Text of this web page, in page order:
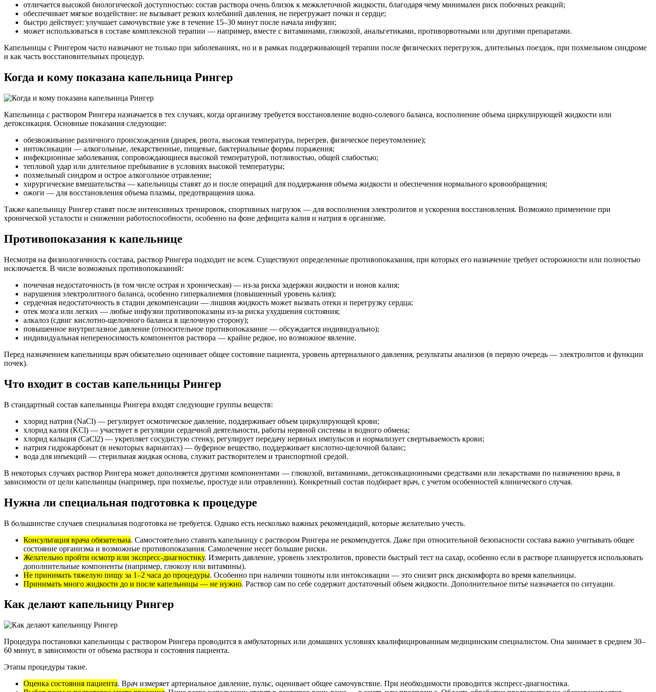
отличается высокой биологической доступностью: состав раствора очень близок к межклеточной жидкости, благодаря чему минимален риск побочных реакций;
обеспечивает мягкое воздействие: не вызывает резких колебаний давления, не перегружает почки и сердце;
быстро действует: улучшает самочувствие уже в течение 15–30 минут после начала инфузии;
может использоваться в составе комплексной терапии — например, вместе с витаминами, глюкозой, анальгетиками, противорвотными или другими препаратами.
Капельницы с Рингером часто назначают не только при заболеваниях, но и в рамках поддерживающей терапии после физических перегрузок, длительных поездок, при похмельном синдроме
и как часть восстановительных процедур.
Когда и кому показана капельница Рингер
Капельница с раствором Рингера назначается в тех случаях, когда организму требуется восстановление водно-солевого баланса, восполнение объема циркулирующей жидкости или
детоксикация. Основные показания следующие:
обезвоживание различного происхождения (диарея, рвота, высокая температура, перегрев, физическое переутомление);
интоксикации — алкогольные, лекарственные, пищевые, бактериальные формы поражения;
инфекционные заболевания, сопровождающиеся высокой температурой, потливостью, общей слабостью;
тепловой удар или длительное пребывание в условиях высокой температуры;
похмельный синдром и острое алкогольное отравление;
хирургические вмешательства — капельницы ставят до и после операций для поддержания объема жидкости и обеспечения нормального кровообращения;
ожоги — для восстановления объема плазмы, предотвращения шока.
Также капельницу Рингер ставят после интенсивных тренировок, спортивных нагрузок — для восполнения электролитов и ускорения восстановления. Возможно применение при
хронической усталости и снижении работоспособности, особенно на фоне дефицита калия и натрия в организме.
Противопоказания к капельнице
Несмотря на физиологичность состава, раствор Рингера подходит не всем. Существуют определенные противопоказания, при которых его назначение требует осторожности или полностью
исключается. В числе возможных противопоказаний:
почечная недостаточность (в том числе острая и хроническая) — из-за риска задержки жидкости и ионов калия;
нарушения электролитного баланса, особенно гиперкалиемия (повышенный уровень калия);
сердечная недостаточность в стадии декомпенсации — лишняя жидкость может вызвать отеки и перегрузку сердца;
отек мозга или легких — любые инфузии противопоказаны из-за риска ухудшения состояния;
алкалоз (сдвиг кислотно-щелочного баланса в щелочную сторону);
повышенное внутриглазное давление (относительное противопоказание — обсуждается индивидуально);
индивидуальная непереносимость компонентов раствора — крайне редкое, но возможное явление.
Перед назначением капельницы врач обязательно оценивает общее состояние пациента, уровень артериального давления, результаты анализов (в первую очередь — электролитов и функции
почек).
Что входит в состав капельницы Рингер
В стандартный состав капельницы Рингера входят следующие группы веществ:
хлорид натрия (NaCl) — регулирует осмотическое давление, поддерживает объем циркулирующей крови;
хлорид калия (KCl) — участвует в регуляции сердечной деятельности, работы нервной системы и водного обмена;
хлорид кальция (CaCl2) — укрепляет сосудистую стенку, регулирует передачу нервных импульсов и нормализует свертываемость крови;
натрия гидрокарбонат (в некоторых вариантах) — буферное вещество, поддерживает кислотно-щелочной баланс;
вода для инъекций — стерильная жидкая основа, служит растворителем и транспортной средой.
В некоторых случаях раствор Рингера может дополняется другими компонентами — глюкозой, витаминами, детоксикационными средствами или лекарствами по назначению врача, в
зависимости от цели капельницы (например, при похмелье, простуде или отравлении). Конкретный состав подбирает врач, с учетом особенностей клинического случая.
Нужна ли специальная подготовка к процедуре
В большинстве случаев специальная подготовка не требуется. Однако есть несколько важных рекомендаций, которые желательно учесть.
Консультация врача обязательна. Самостоятельно ставить капельницу с раствором Рингера не рекомендуется. Даже при относительной безопасности состава важно учитывать общее
состояние организма и возможные противопоказания. Самолечение несет большие риски.
Желательно пройти осмотр или экспресс-диагностику. Измерить давление, уровень электролитов, провести быстрый тест на сахар, особенно если в растворе планируется использовать
дополнительные компоненты (например, глюкозу или витамины).
Не принимать тяжелую пищу за 1–2 часа до процедуры. Особенно при наличии тошноты или интоксикации — это снизит риск дискомфорта во время капельницы.
Принимать много жидкости до и после капельницы — не нужно. Раствор сам по себе содержит достаточный объем жидкости. Дополнительное питье назначается по ситуации.
Как делают капельницу Рингер
Процедура постановки капельницы с раствором Рингера проводится в амбулаторных или домашних условиях квалифицированным медицинским специалистом. Она занимает в среднем 30–
60 минут, в зависимости от объема раствора и состояния пациента.
Этапы процедуры такие.
Оценка состояния пациента. Врач измеряет артериальное давление, пульс, оценивает общее самочувствие. При необходимости проводится экспресс-диагностика.